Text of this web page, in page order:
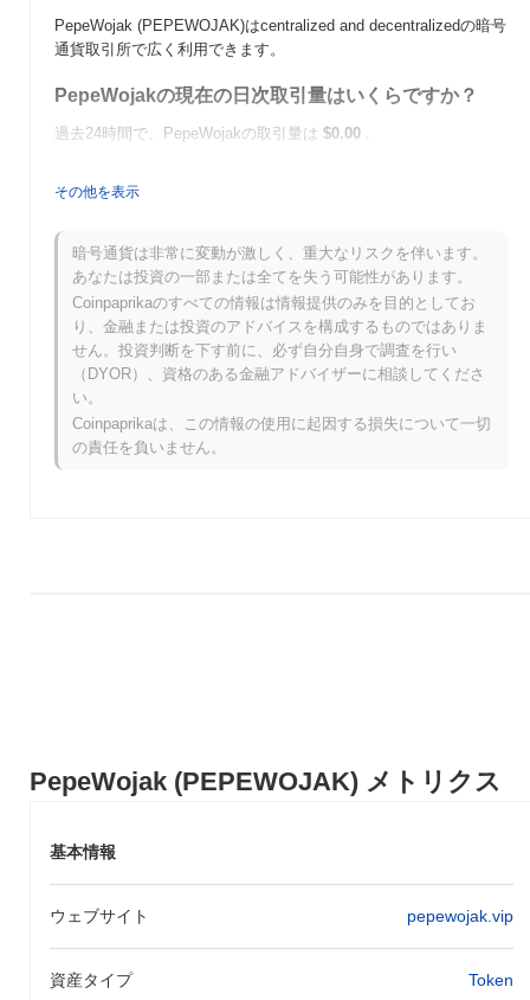
PepeWojak (PEPEWOJAK) メトリクス
基本情報
ウェブサイト pepewojak.vip
資産タイプ Token
PepeWojak (PEPEWOJAK)はcentralized and decentralizedの暗号
通貨取引所で広く利用できます。
PepeWojakの現在の日次取引量はいくらですか？
過去24時間で、PepeWojakの取引量は $0.00 .
史上最安値（ATL）：$0.00
PepeWojakは現在、ATHより ~62.15% 低く取引されています .
PepeWojakは、より広範な暗号市場と比較してどの
ようなパフォーマンスですか？
過去7日間で、PepeWojakは
た全体の暗号市場を下回っています。これは、より広範な市場の
モメンタムと比較して、PEPEWOJAKの価格アクションにおける
一時的な遅れを示しています。
その他を表示
暗号通貨は非常に変動が激しく、重大なリスクを伴います。
あなたは投資の一部または全てを失う可能性があります。
Coinpaprikaのすべての情報は情報提供のみを目的としてお
り、金融または投資のアドバイスを構成するものではありま
せん。投資判断を下す前に、必ず自分自身で調査を行い
（DYOR）、資格のある金融アドバイザーに相談してくださ
い。
Coinpaprikaは、この情報の使用に起因する損失について一切
の責任を負いません。